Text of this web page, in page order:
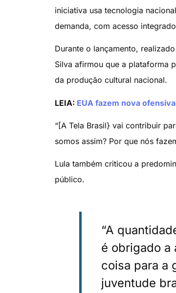
iniciativa usa tecnologia
demanda, com acesso
Durante o lançamento,
Silva afirmou que a plataforma
da produção cultural nacional.
LEIA: EUA fazem nova
“[A Tela Brasil} vai contribuir
somos assim? Por que nós
Lula também criticou a
público.
“A
é obrigado a
coisa para a
juventude